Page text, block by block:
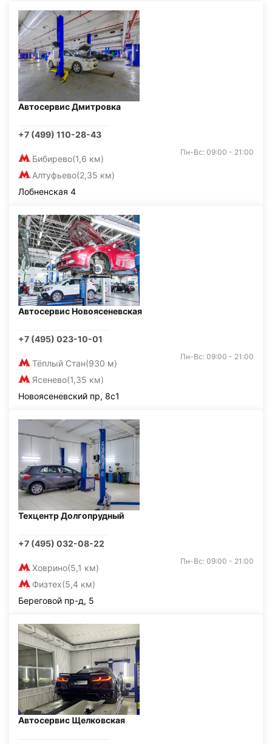
Автосервис Дмитровка
+7 (499) 110-28-43
Бибирево(1,6 км)
Алтуфьево(2,35 км)
Пн-Вс: 09:00 - 21:00
Лобненская 4
Автосервис Новоясеневская
+7 (495) 023-10-01
Тёплый Стан(930 м)
Ясенево(1,35 км)
Пн-Вс: 09:00 - 21:00
Новоясеневский пр, 8с1
Техцентр Долгопрудный
+7 (495) 032-08-22
Ховрино(5,1 км)
Физтех(5,4 км)
Пн-Вс: 09:00 - 21:00
Береговой пр-д, 5
Автосервис Щелковская